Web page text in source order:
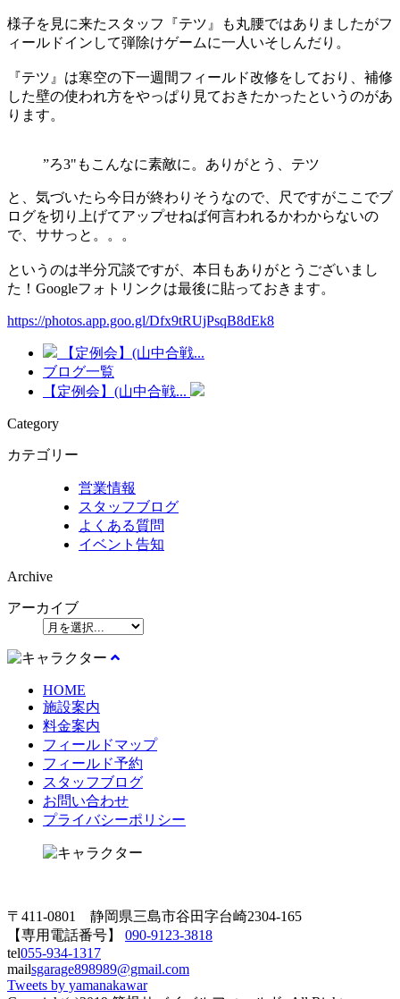
様子を見に来たスタッフ『テツ』も丸腰ではありましたがフ
ィールドインして弾除けゲームに一人いそしんだり。
『テツ』は寒空の下一週間フィールド改修をしており、補修
した壁の使われ方をやっぱり見ておきたかったというのがあ
ります。
”ろ3"もこんなに素敵に。ありがとう、テツ
と、気づいたら今日が終わりそうなので、尺ですがここでブ
ログを切り上げてアップせねば何言われるかわからないの
で、ササっと。。。
というのは半分冗談ですが、本日もありがとうございまし
た！Googleフォトリンクは最後に貼っておきます。
https://photos.app.goo.gl/Dfx9tRUjPsqB8dEk8
【定例会】(山中合戦...
ブログ一覧
【定例会】(山中合戦...
Category
カテゴリー
営業情報
スタッフブログ
よくある質問
イベント告知
Archive
アーカイブ
HOME
施設案内
料金案内
フィールドマップ
フィールド予約
スタッフブログ
お問い合わせ
プライバシーポリシー
〒411-0801 静岡県三島市谷田字台崎2304-165
【専用電話番号】 090-9123-3818
tel055-934-1317
mailsgarage898989@gmail.com
Tweets by yamanakawar